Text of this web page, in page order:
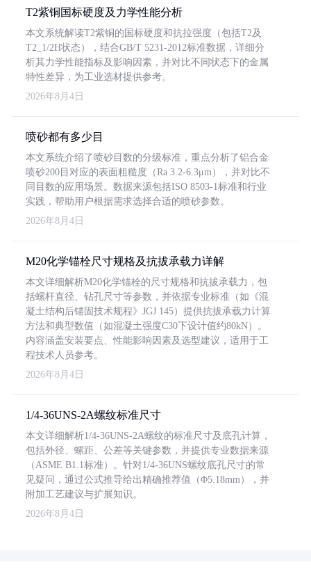
T2紫铜国标硬度及力学性能分析
本文系统解读T2紫铜的国标硬度和抗拉强度（包括T2及
T2_1/2H状态），结合GB/T 5231-2012标准数据，详细分
析其力学性能指标及影响因素，并对比不同状态下的金属
特性差异，为工业选材提供参考。
2026年8月4日
喷砂都有多少目
本文系统介绍了喷砂目数的分级标准，重点分析了铝合金
喷砂200目对应的表面粗糙度（Ra 3.2-6.3μm），并对比不
同目数的应用场景。数据来源包括ISO 8503-1标准和行业
实践，帮助用户根据需求选择合适的喷砂参数。
2026年8月4日
M20化学锚栓尺寸规格及抗拔承载力详解
本文详细解析M20化学锚栓的尺寸规格和抗拔承载力，包
括螺杆直径、钻孔尺寸等参数，并依据专业标准（如《混
凝土结构后锚固技术规程》JGJ 145）提供抗拔承载力计算
方法和典型数值（如混凝土强度C30下设计值约80kN）。
内容涵盖安装要点、性能影响因素及选型建议，适用于工
程技术人员参考。
2026年8月4日
1/4-36UNS-2A螺纹标准尺寸
本文详细解析1/4-36UNS-2A螺纹的标准尺寸及底孔计算，
包括外径、螺距、公差等关键参数，并提供专业数据来源
（ASME B1.1标准）。针对1/4-36UNS螺纹底孔尺寸的常
见疑问，通过公式推导给出精确推荐值（Φ5.18mm），并
附加工艺建议与扩展知识。
2026年8月4日